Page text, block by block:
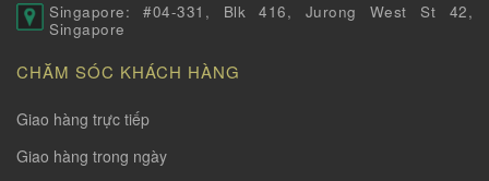
Singapore: #04-331, Blk 416, Jurong West St 42,
Singapore
CHĂM SÓC KHÁCH HÀNG
Giao hàng trực tiếp
Giao hàng trong ngày